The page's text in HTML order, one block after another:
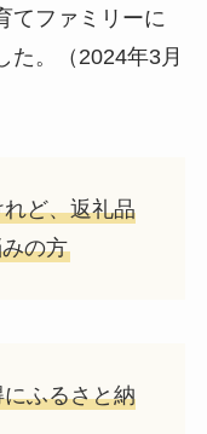
てファミリーに
た。（2024年3月
ど、返礼品
の方
ふるさと納